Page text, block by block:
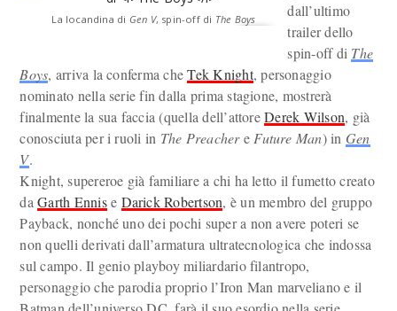
La locandina di Gen V, spin-off di The Boys
dall’ultimo
trailer dello
spin-off di The
Boys, arriva la conferma cheTek Knight, personaggio
nominato nella serie fin dalla prima stagione, mostrerà
finalmente la sua faccia (quella dell’attoreDerek Wilson, già
conosciuta per i ruoli in The Preachere Future Man) in Gen
V.
Knight, supereroe già familiare a chi ha letto il fumetto creato
daGarth Ennise Darick Robertson, è un membro del gruppo
Payback, nonché uno dei pochi super a non avere poteri se
non quelli derivati dall’armatura ultratecnologica che indossa
sul campo. Il genio playboy miliardario filantropo,
personaggio che parodia proprio l’Iron Man marveliano e il